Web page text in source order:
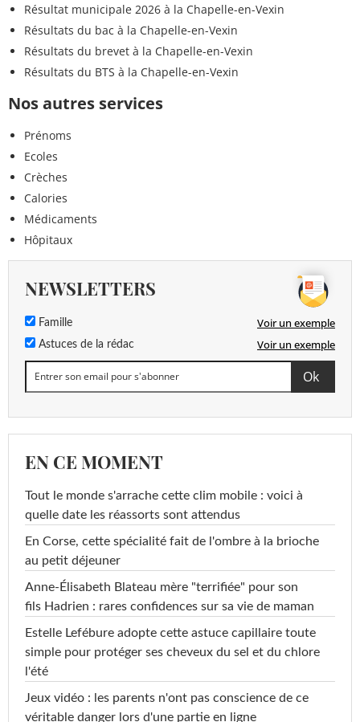
Résultat municipale 2026 à la Chapelle-en-Vexin
Résultats du bac à la Chapelle-en-Vexin
Résultats du brevet à la Chapelle-en-Vexin
Résultats du BTS à la Chapelle-en-Vexin
Nos autres services
Prénoms
Ecoles
Crèches
Calories
Médicaments
Hôpitaux
NEWSLETTERS
Famille Voir un exemple
Astuces de la rédac Voir un exemple
EN CE MOMENT
Tout le monde s'arrache cette clim mobile : voici à
quelle date les réassorts sont attendus
En Corse, cette spécialité fait de l'ombre à la brioche
au petit déjeuner
Anne-Élisabeth Blateau mère "terrifiée" pour son
fils Hadrien : rares confidences sur sa vie de maman
Estelle Lefébure adopte cette astuce capillaire toute
simple pour protéger ses cheveux du sel et du chlore
l'été
Jeux vidéo : les parents n'ont pas conscience de ce
véritable danger lors d'une partie en ligne